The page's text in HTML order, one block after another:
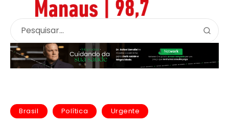
Brasil Política Urgente